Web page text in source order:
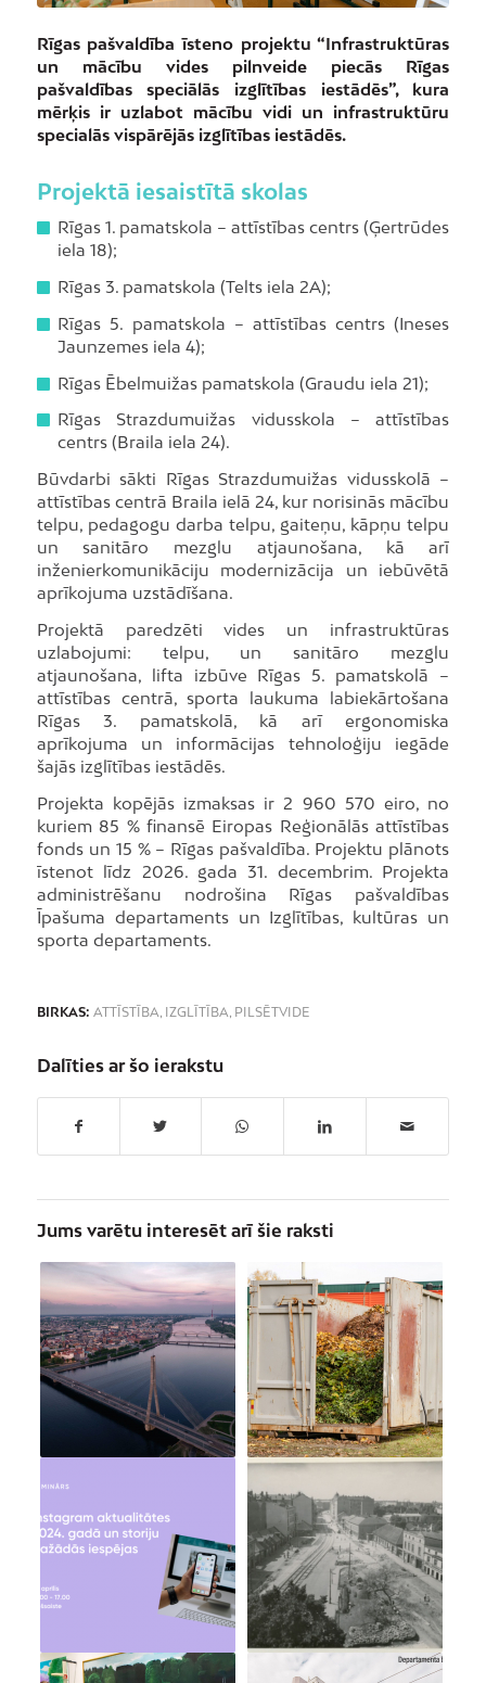
Rīgas pašvaldība īsteno projektu “Infrastruktūras
un mācību vides pilnveide piecās Rīgas
pašvaldības speciālās izglītības iestādēs”, kura
mērķis ir uzlabot mācību vidi un infrastruktūru
specialās vispārējās izglītības iestādēs.
Projektā iesaistītā skolas
Rīgas 1. pamatskola – attīstības centrs (Ģertrūdes
iela 18);
Rīgas 3. pamatskola (Telts iela 2A);
Rīgas 5. pamatskola – attīstības centrs (Ineses
Jaunzemes iela 4);
Rīgas Ēbelmuižas pamatskola (Graudu iela 21);
Rīgas Strazdumuižas vidusskola – attīstības
centrs (Braila iela 24).
Būvdarbi sākti Rīgas Strazdumuižas vidusskolā –
attīstības centrā Braila ielā 24, kur norisinās mācību
telpu, pedagogu darba telpu, gaiteņu, kāpņu telpu
un sanitāro mezglu atjaunošana, kā arī
inženierkomunikāciju modernizācija un iebūvētā
aprīkojuma uzstādīšana.
Projektā paredzēti vides un infrastruktūras
uzlabojumi: telpu, un sanitāro mezglu
atjaunošana, lifta izbūve Rīgas 5. pamatskolā –
attīstības centrā, sporta laukuma labiekārtošana
Rīgas 3. pamatskolā, kā arī ergonomiska
aprīkojuma un informācijas tehnoloģiju iegāde
šajās izglītības iestādēs.
Projekta kopējās izmaksas ir 2 960 570 eiro, no
kuriem 85 % finansē Eiropas Reģionālās attīstības
fonds un 15 % – Rīgas pašvaldība. Projektu plānots
īstenot līdz 2026. gada 31. decembrim. Projekta
administrēšanu nodrošina Rīgas pašvaldības
Īpašuma departaments un Izglītības, kultūras un
sporta departaments.
BIRKAS: ATTĪSTĪBA, IZGLĪTĪBA, PILSĒTVIDE
Dalīties ar šo ierakstu
Jums varētu interesēt arī šie raksti